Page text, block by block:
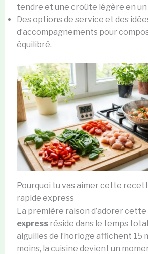
tendre et une croûte légère en
Des options de service et des
d’accompagnements pour
équilibré.
Pourquoi tu vas aimer cette
rapide express
La première raison d’adorer cette
expressréside dans le temps
aiguilles de l’horloge affichent 15
moins, la cuisine devient un